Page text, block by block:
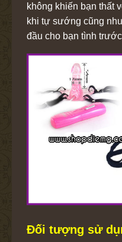
không khiến bạn thất
khi tự sướng cũng
đầu cho bạn tình
Đối tượng sử